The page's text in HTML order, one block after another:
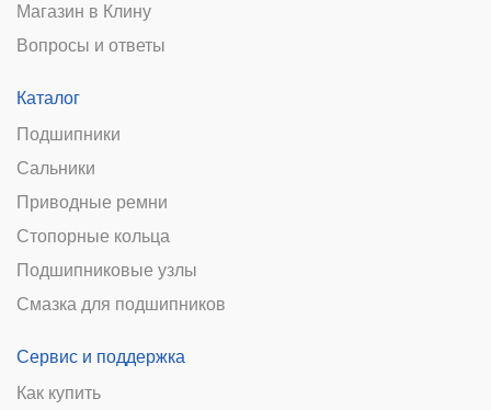
Магазин в Клину
Вопросы и ответы
Каталог
Подшипники
Сальники
Приводные ремни
Стопорные кольца
Подшипниковые узлы
Смазка для подшипников
Сервис и поддержка
Как купить